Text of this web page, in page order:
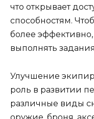
что открывает
способностям.
более
выполнять
Улучшение
роль в развитии
различные виды
оружие, броня,